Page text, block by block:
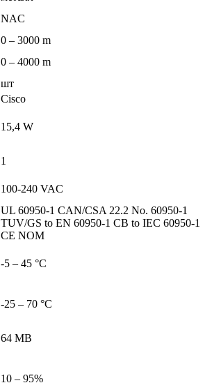
NAC
0 – 3000 m
0 – 4000 m
шт
Cisco
15,4 W
1
100-240 VAC
UL 60950-1 CAN/CSA 22.2 No. 60950-1
TUV/GS to EN 60950-1 CB to IEC 60950-1
CE NOM
-5 – 45 °C
-25 – 70 °C
64 MB
10 – 95%